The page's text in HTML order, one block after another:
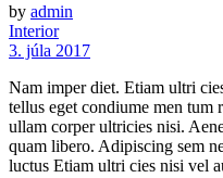
by admin
Interior
3. júla 2017
Nam imper diet. Etiam ultri
tellus eget condiume men tum
ullam corper ultricies nisi.
quam libero. Adipiscing sem
luctus Etiam ultri cies nisi vel